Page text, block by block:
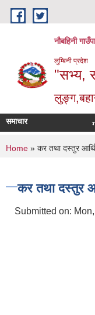
Skip to main content
नौबहिनी
लुम्बिनी प्रदेश
"सभ्य,
समाचार
You are
Home » कर तथा दस्तुर
कर तथा दस्तुर
Submitted on: